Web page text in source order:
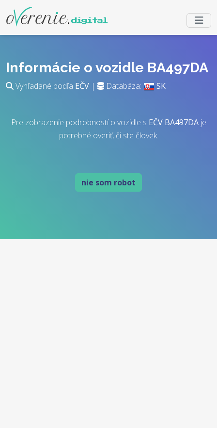
Informácie o vozidle BA497DA
Vyhľadané podľa EČV | Databáza: SK
Pre zobrazenie podrobností o vozidle s EČV BA497DAje
potrebné overiť, či ste človek.
nie som robot